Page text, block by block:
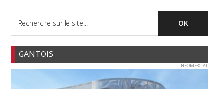
GANTOIS
INFOMERCIAL